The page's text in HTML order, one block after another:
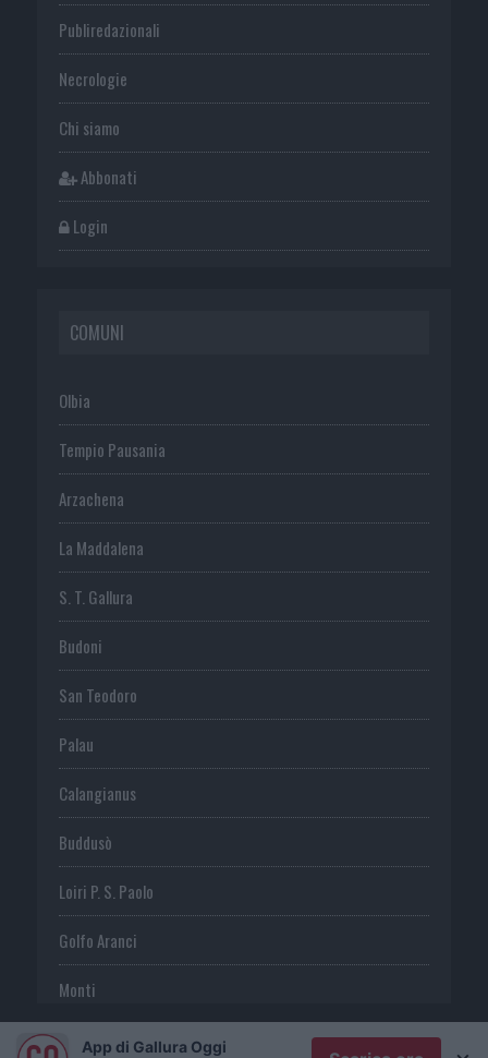
Publiredazionali
Necrologie
Chi siamo
Abbonati
Login
COMUNI
Olbia
Tempio Pausania
Arzachena
La Maddalena
S. T. Gallura
Budoni
San Teodoro
Palau
Calangianus
Buddusò
Loiri P. S. Paolo
Golfo Aranci
Monti
TeltiApp di Gallura Oggi